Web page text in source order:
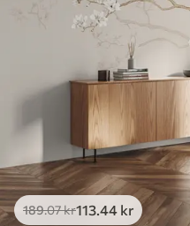
189.07kr113.44 kr